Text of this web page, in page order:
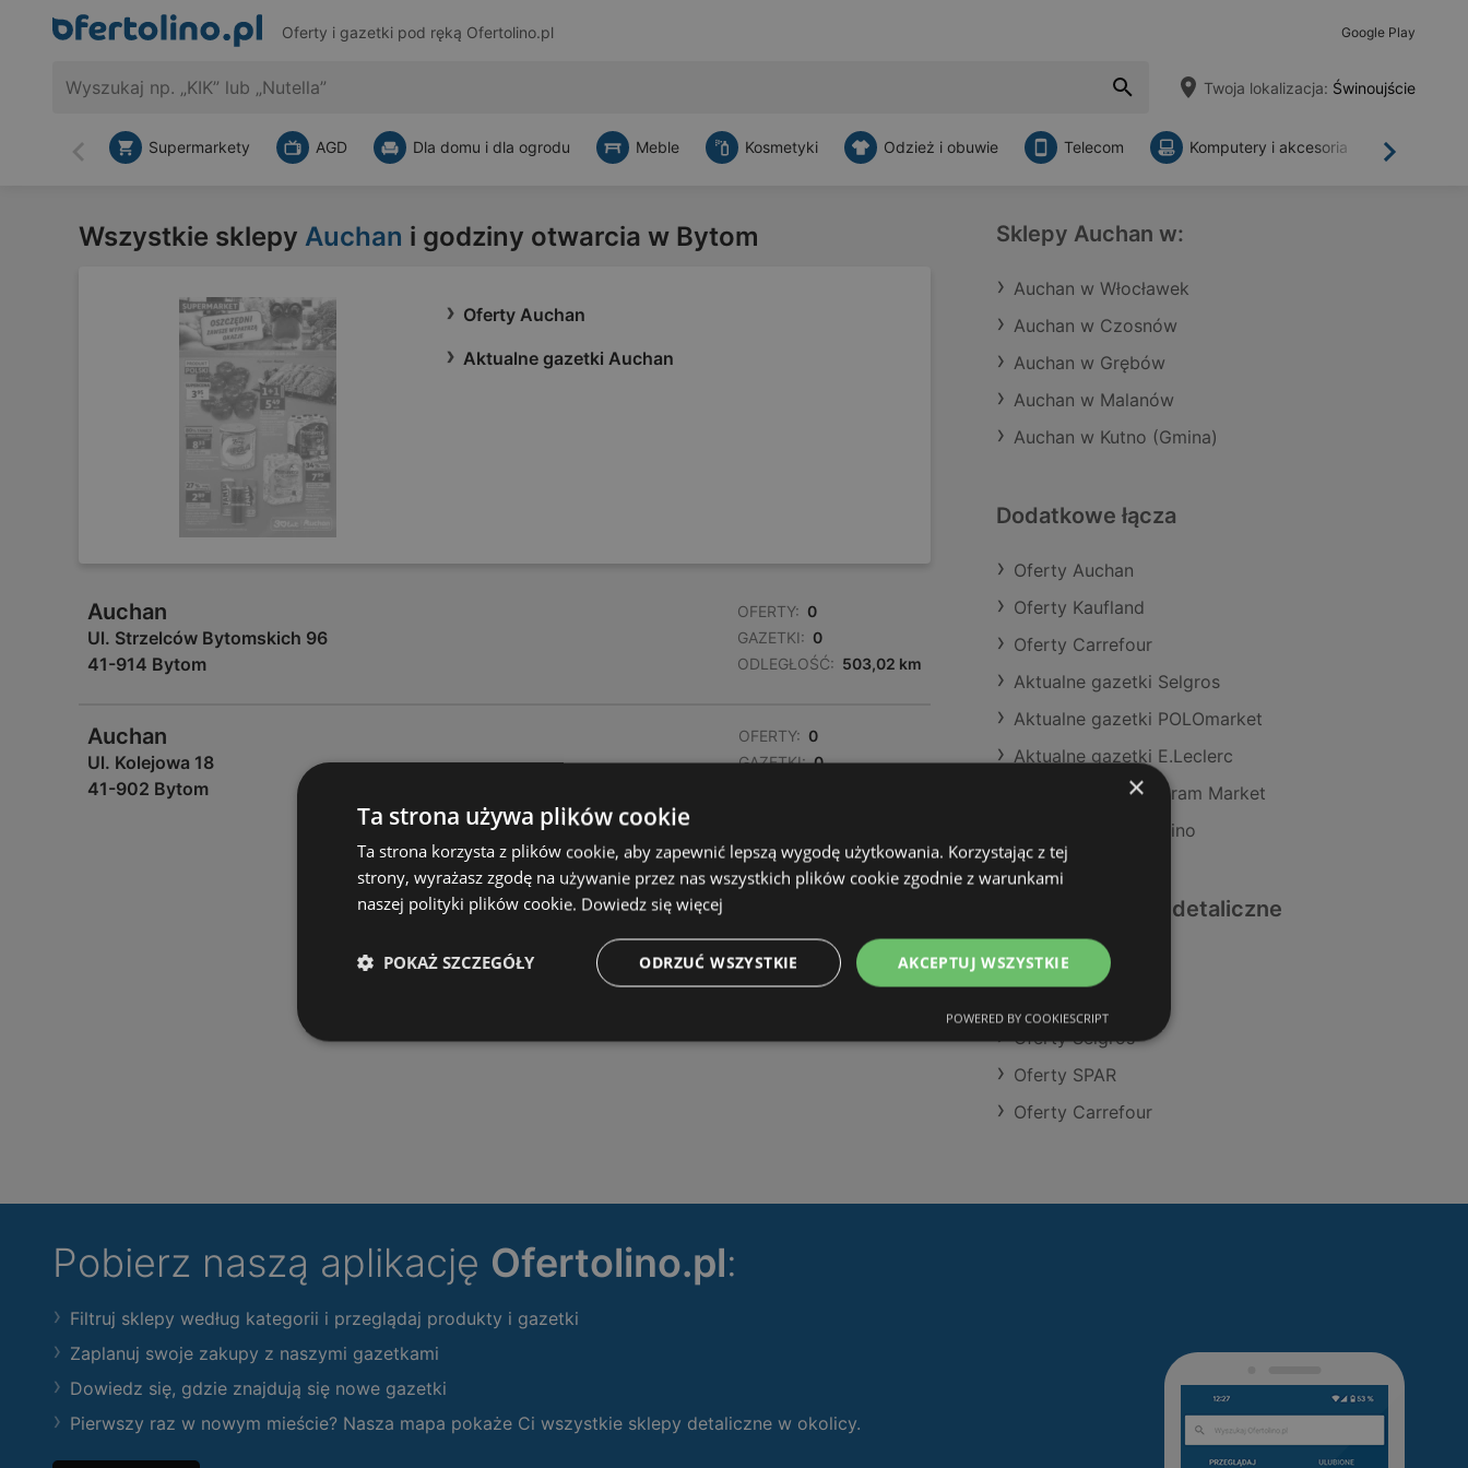
Oferty i gazetki pod ręką Ofertolino.pl Google Play
Twoja lokalizacja: Świnoujście
Wstecz Dalej
Supermarkety AGD Dla domu i dla ogrodu Meble Kosmetyki Odzież i obuwie Telecom Komputery i akcesoria
Wszystkie sklepy Auchan i godziny otwarcia w Bytom
Oferty Auchan
Aktualne gazetki Auchan
Auchan
Ul. Strzelców Bytomskich 96
41-914 Bytom
OFERTY: 0
GAZETKI: 0
ODLEGŁOŚĆ: 503,02 km
Auchan
Ul. Kolejowa 18
41-902 Bytom
OFERTY: 0
GAZETKI: 0
Sklepy Auchan w:
Auchan w Włocławek
Auchan w Czosnów
Auchan w Grębów
Auchan w Malanów
Auchan w Kutno (Gmina)
Dodatkowe łącza
Oferty Auchan
Oferty Kaufland
Oferty Carrefour
Aktualne gazetki Selgros
Aktualne gazetki POLOmarket
Aktualne gazetki E.Leclerc
Aktualne gazetki Gram Market
Aktualne gazetki Dino
Podobne sklepy detaliczne
Oferty Lidl
Oferty Selgros
Oferty SPAR
Oferty Carrefour
Pobierz naszą aplikację Ofertolino.pl:
Filtruj sklepy według kategorii i przeglądaj produkty i gazetki
Zaplanuj swoje zakupy z naszymi gazetkami
Dowiedz się, gdzie znajdują się nowe gazetki
Pierwszy raz w nowym mieście? Nasza mapa pokaże Ci wszystkie sklepy detaliczne w okolicy.
×
Ta strona używa plików cookie
Ta strona korzysta z plików cookie, aby zapewnić lepszą wygodę użytkowania. Korzystając z tej
strony, wyrażasz zgodę na używanie przez nas wszystkich plików cookie zgodnie z warunkami
naszej polityki plików cookie. Dowiedz się więcej
AKCEPTUJ WSZYSTKIE
ODRZUĆ WSZYSTKIE
POKAŻ SZCZEGÓŁY
POWERED BY COOKIESCRIPT